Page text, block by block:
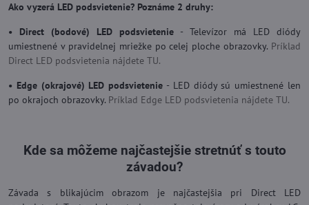
Ako vyzerá LED podsvietenie? Poznáme 2 druhy:
• Direct (bodové) LED podsvietenie - Televízor má LED diódy
umiestnené v pravidelnej mriežke po celej ploche obrazovky. Príklad
Direct LED podsvietenia nájdete TU.
• Edge (okrajové) LED podsvietenie - LED diódy sú umiestnené len
po okrajoch obrazovky. Príklad Edge LED podsvietenia nájdete TU.
Kde sa môžeme najčastejšie stretnúť s touto
závadou?
Závada s blikajúcim obrazom je najčastejšia pri Direct LED